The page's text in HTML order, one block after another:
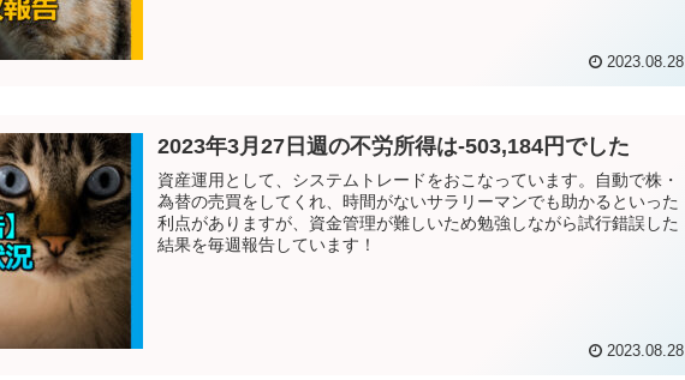
2023.08.28
2023年3月27日週の不労所得は-503,184円でした
資産運用として、システムトレードをおこなっています。自動で株・
為替の売買をしてくれ、時間がないサラリーマンでも助かるといった
利点がありますが、資金管理が難しいため勉強しながら試行錯誤した
結果を毎週報告しています！
2023.08.28